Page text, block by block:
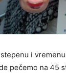
i
pečemo na 45